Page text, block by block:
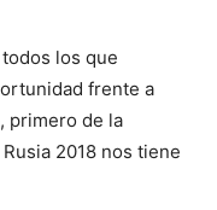
los que
frente a
primero de la
2018 nos tiene